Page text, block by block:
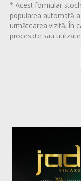
* Acest formular
popularea automată
următoarea vizită. În
procesate sau